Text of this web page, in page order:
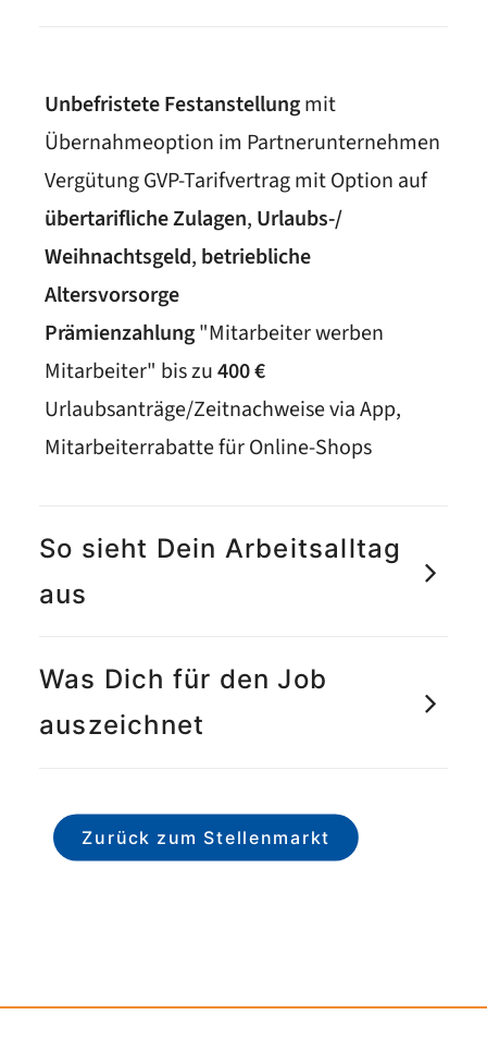
Unbefristete Festanstellungmit
Übernahmeoption im Partnerunternehmen
Vergütung GVP-Tarifvertrag mit Option auf
übertarifliche Zulagen, Urlaubs-/
Weihnachtsgeld, betriebliche
Altersvorsorge
Prämienzahlung"Mitarbeiter werben
Mitarbeiter" bis zu400 €
Urlaubsanträge/Zeitnachweise via App,
Mitarbeiterrabatte für Online-Shops
So sieht Dein Arbeitsalltag
aus
Was Dich für den Job
auszeichnet
Zurück zum Stellenmarkt